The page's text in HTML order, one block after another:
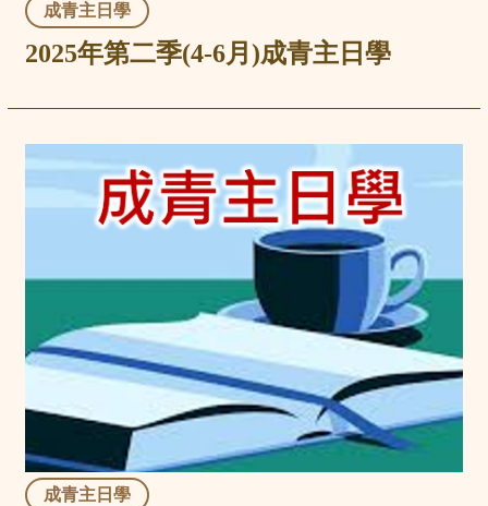
成青主日學
2025年第二季(4-6月)成青主日學
成青主日學